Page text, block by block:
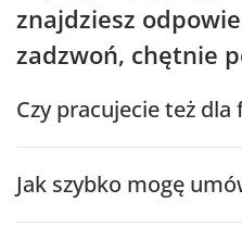
znajdziesz
zadzwoń, chętnie
Czy pracujecie też
Jak szybko mogę